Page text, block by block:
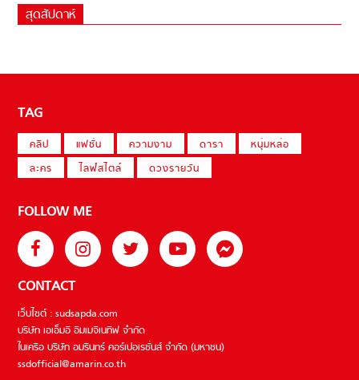
สุดสัปดาห์
TAG
คลิป แฟชั่น ความงาม ดารา
หนุ่มหล่อ
ละคร
ไลฟ์สไตล์ ดวงรายวัน
FOLLOW ME
CONTACT
เว็บไซต์ : sudsapda.com
บริษัท เอเอ็มอี อิมเมจิเนทีฟ จำกัด
ในเครือ บริษัท อมรินทร์ คอร์เปอเรชั่นส์ จำกัด (มหาชน)
ssdofficial@amarin.co.th